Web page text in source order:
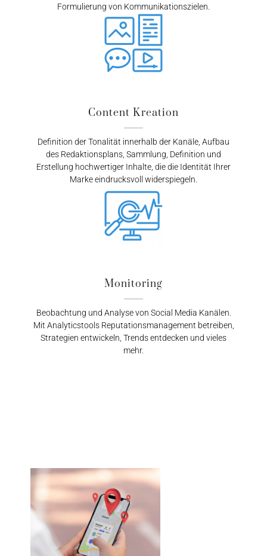
Formulierung von Kommunikationszielen.
Content Kreation
Definition der Tonalität innerhalb der Kanäle, Aufbau
des Redaktionsplans, Sammlung, Definition und
Erstellung hochwertiger Inhalte, die die Identität Ihrer
Marke eindrucksvoll widerspiegeln.
Monitoring
Beobachtung und Analyse von Social Media Kanälen.
Mit Analyticstools Reputationsmanagement betreiben,
Strategien entwickeln, Trends entdecken und vieles
mehr.